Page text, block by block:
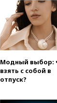
Модный выбор:
взять с собой в
отпуск?